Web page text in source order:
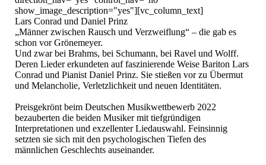
show_image_description="yes"][vc_column_text]
Lars Conrad und Daniel Prinz
„Männer zwischen Rausch und Verzweiflung“ – die gab es
schon vor Grönemeyer.
Und zwar bei Brahms, bei Schumann, bei Ravel und Wolff.
Deren Lieder erkundeten auf faszinierende Weise Bariton Lars
Conrad und Pianist Daniel Prinz. Sie stießen vor zu Übermut
und Melancholie, Verletzlichkeit und neuen Identitäten.
Preisgekrönt beim Deutschen Musikwettbewerb 2022
bezauberten die beiden Musiker mit tiefgründigen
Interpretationen und exzellenter Liedauswahl. Feinsinnig
setzten sie sich mit den psychologischen Tiefen des
männlichen Geschlechts auseinander.